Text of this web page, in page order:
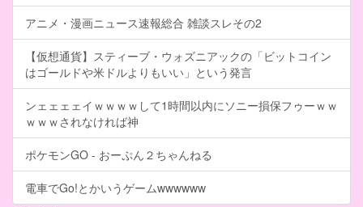
アニメ・漫画ニュース速報総合 雑談スレその2
【仮想通貨】スティーブ・ウォズニアックの「ビットコイン
はゴールドや米ドルよりもいい」という発言
ンェェェェイｗｗｗｗして1時間以内にソニー損保フゥーｗｗ
ｗｗｗされなければ神
ポケモンGO - おーぷん２ちゃんねる
電車でGo!とかいうゲームwwwwww